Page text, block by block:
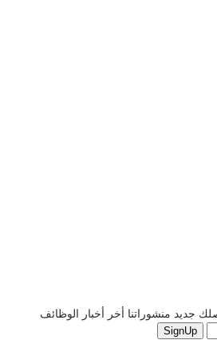
جديد منشوراتنا أخر أخبار الوظائف